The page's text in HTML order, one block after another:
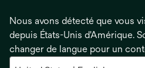
Nous avons détecté que vous
depuis États-Unis d'Amérique.
changer de langue pour un